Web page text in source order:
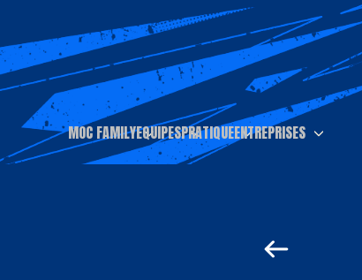
MOC FAMILYEQUIPESPRATIQUEENTREPRISES